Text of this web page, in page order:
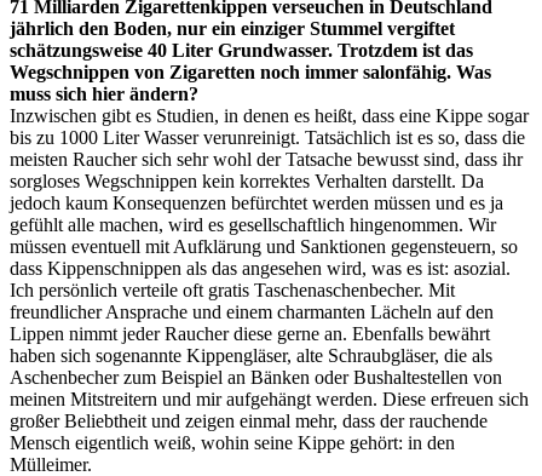
71 Milliarden Zigarettenkippen verseuchen in Deutschland
jährlich den Boden, nur ein einziger Stummel vergiftet
schätzungsweise 40 Liter Grundwasser. Trotzdem ist das
Wegschnippen von Zigaretten noch immer salonfähig. Was
muss sich hier ändern?
Inzwischen gibt es Studien, in denen es heißt, dass eine Kippe sogar
bis zu 1000 Liter Wasser verunreinigt. Tatsächlich ist es so, dass die
meisten Raucher sich sehr wohl der Tatsache bewusst sind, dass ihr
sorgloses Wegschnippen kein korrektes Verhalten darstellt. Da
jedoch kaum Konsequenzen befürchtet werden müssen und es ja
gefühlt alle machen, wird es gesellschaftlich hingenommen. Wir
müssen eventuell mit Aufklärung und Sanktionen gegensteuern, so
dass Kippenschnippen als das angesehen wird, was es ist: asozial.
Ich persönlich verteile oft gratis Taschenaschenbecher. Mit
freundlicher Ansprache und einem charmanten Lächeln auf den
Lippen nimmt jeder Raucher diese gerne an. Ebenfalls bewährt
haben sich sogenannte Kippengläser, alte Schraubgläser, die als
Aschenbecher zum Beispiel an Bänken oder Bushaltestellen von
meinen Mitstreitern und mir aufgehängt werden. Diese erfreuen sich
großer Beliebtheit und zeigen einmal mehr, dass der rauchende
Mensch eigentlich weiß, wohin seine Kippe gehört: in den
Mülleimer.